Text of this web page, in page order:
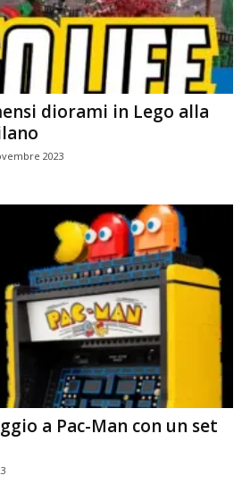
diorami in Lego alla
2023
a Pac-Man con un set